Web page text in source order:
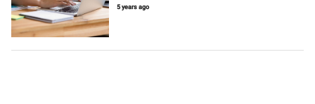
5 years ago